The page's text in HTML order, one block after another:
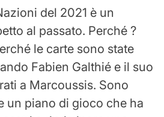
del 2021 è un
al passato. Perché ?
le carte sono state
Fabien Galthié e il suo
a Marcoussis. Sono
un piano di gioco che ha